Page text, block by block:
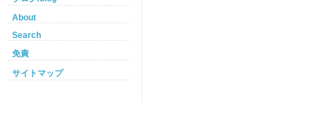
About
Search
免責
サイトマップ